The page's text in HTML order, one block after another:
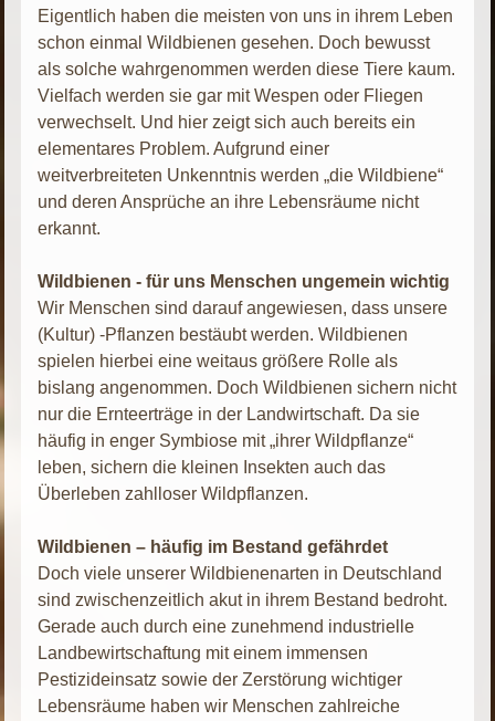
Eigentlich haben die meisten von uns in ihrem Leben
schon einmal Wildbienen gesehen. Doch bewusst
als solche wahrgenommen werden diese Tiere kaum.
Vielfach werden sie gar mit Wespen oder Fliegen
verwechselt. Und hier zeigt sich auch bereits ein
elementares Problem. Aufgrund einer
weitverbreiteten Unkenntnis werden „die Wildbiene“
und deren Ansprüche an ihre Lebensräume nicht
erkannt.
Wildbienen - für uns Menschen ungemein wichtig
Wir Menschen sind darauf angewiesen, dass unsere
(Kultur) -Pflanzen bestäubt werden. Wildbienen
spielen hierbei eine weitaus größere Rolle als
bislang angenommen. Doch Wildbienen sichern nicht
nur die Ernteerträge in der Landwirtschaft. Da sie
häufig in enger Symbiose mit „ihrer Wildpflanze“
leben, sichern die kleinen Insekten auch das
Überleben zahlloser Wildpflanzen.
Wildbienen – häufig im Bestand gefährdet
Doch viele unserer Wildbienenarten in Deutschland
sind zwischenzeitlich akut in ihrem Bestand bedroht.
Gerade auch durch eine zunehmend industrielle
Landbewirtschaftung mit einem immensen
Pestizideinsatz sowie der Zerstörung wichtiger
Lebensräume haben wir Menschen zahlreiche